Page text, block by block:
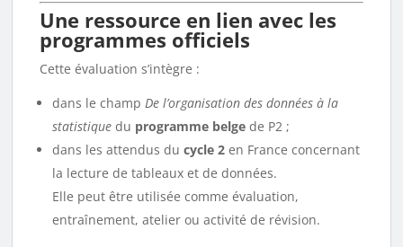
Une ressource en lien avec les
programmes officiels
Cette évaluation s’intègre :
dans le champ De l’organisation des données à la
statistique du programme belge de P2 ;
dans les attendus ducycle 2 en France concernant
la lecture de tableaux et de données.
Elle peut être utilisée comme évaluation,
entraînement, atelier ou activité de révision.